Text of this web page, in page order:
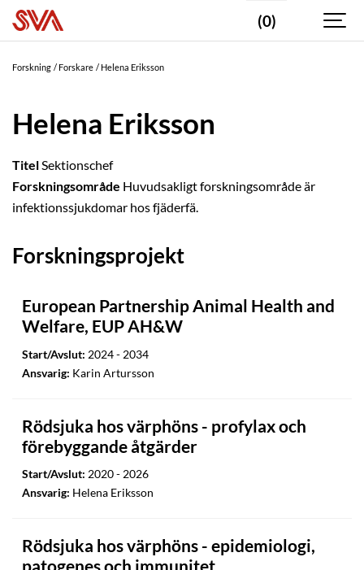
(0)
Forskning Forskare Helena Eriksson
Helena Eriksson
TitelSektionschef
Forskningsområde Huvudsakligt forskningsområde är
infektionssjukdomar hos fjäderfä.
Forskningsprojekt
European Partnership Animal Health and
Welfare, EUP AH&W
Start/Avslut: 2024 - 2034
Ansvarig: Karin Artursson
Rödsjuka hos värphöns - profylax och
förebyggande åtgärder
Start/Avslut: 2020 - 2026
Ansvarig: Helena Eriksson
Rödsjuka hos värphöns - epidemiologi,
patogenes och immunitet